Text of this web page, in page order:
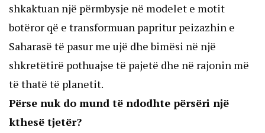
shkaktuan një përmbysje në modelet e motit
botëror që e transformuan papritur peizazhin e
Saharasë të pasur me ujë dhe bimësi në një
shkretëtirë pothuajse të pajetë dhe në rajonin më
të thatë të planetit.
Përse nuk do mund të ndodhte përsëri një
kthesë tjetër?